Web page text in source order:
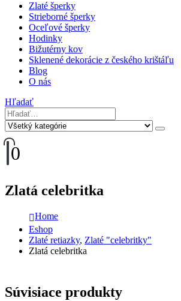
Zlaté šperky
Strieborné šperky
Oceľové šperky
Hodinky
Bižutérny kov
Sklenené dekorácie z českého krištáľu
Blog
O nás
Hľadať
0
Zlatá celebritka
Home
Eshop
Zlaté retiazky, Zlaté "celebritky"
Zlatá celebritka
Súvisiace produkty